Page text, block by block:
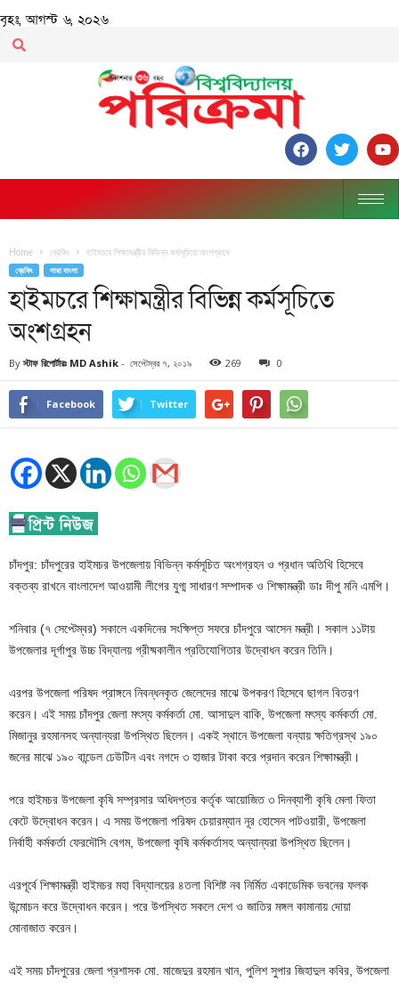
বৃহঃ, আগস্ট ৬, ২০২৬
Home ব্রেকিং হাইমচরে শিক্ষামন্ত্রীর বিভিন্ন কর্মসূচিতে অংশগ্রহন
ব্রেকিং সারা বাংলা
হাইমচরে শিক্ষামন্ত্রীর বিভিন্ন কর্মসূচিতে
অংশগ্রহন
By স্টাফ রিপোর্টারঃ MD Ashik - সেপ্টেম্বর ৭, ২০১৯ 269 0
Facebook Twitter
চাঁদপুর: চাঁদপুরের হাইমচর উপজেলায় বিভিন্ন কর্মসূচিত অংশগ্রহন ও প্রধান অতিথি হিসেবে
বক্তব্য রাখনে বাংলাদেশ আওয়ামী লীগের যুগ্ম সাধারণ সম্পাদক ও শিক্ষামন্ত্রী ডাঃ দীপু মনি এমপি।
শনিবার (৭ সেপ্টেম্বর) সকালে একদিনের সংক্ষিপ্ত সফরে চাঁদপুরে আসেন মন্ত্রী। সকাল ১১টায়
উপজেলার দূর্গাপুর উচ্চ বিদ্যালয় গ্রীষ্মকালীন প্রতিযোগিতার উদ্বোধন করেন তিনি।
এরপর উপজেলা পরিষদ প্রাঙ্গনে নিবন্ধনকৃত জেলেদের মাঝে উপকরণ হিসেবে ছাগল বিতরণ
করেন। এই সময় চাঁদপুর জেলা মৎস্য কর্মকর্তা মো. আসাদুল বাকি, উপজেলা মৎস্য কর্মকর্তা মো.
মিজানুর রহমানসহ অন্যান্যরা উপস্থিত ছিলেন। একই স্থানে উপজেলা বন্যায় ক্ষতিগ্রস্থ ১৯০
জনের মাঝে ১৯০ বান্ডেল ঢেউটিন এবং নগদে ৩ হাজার টাকা করে প্রদান করেন শিক্ষামন্ত্রী।
পরে হাইমচর উপজেলা কৃষি সম্প্রসার অধিদপ্তর কর্তৃক আয়োজিত ৩ দিনব্যাপী কৃষি মেলা ফিতা
কেটে উদ্বোধন করেন। এ সময় উপজেলা পরিষদ চেয়ারম্যান নূর হোসেন পাটওয়ারী, উপজেলা
নির্বাহী কর্মকর্তা ফেরদৌসি বেগম, উপজেলা কৃষি কর্মকর্তাসহ অন্যান্যরা উপস্থিত ছিলেন।
এরপূর্বে শিক্ষামন্ত্রী হাইমচর মহা বিদ্যালয়ের ৪তলা বিশিষ্ট নব নির্মিত একাডেমিক ভবনের ফলক
উন্মোচন করে উদ্বোধন করেন। পরে উপস্থিত সকলে দেশ ও জাতির মঙ্গল কামানায় দোয়া
মোনাজাত করেন।
এই সময় চাঁদপুরের জেলা প্রশাসক মো. মাজেদুর রহমান খান, পুলিশ সুপার জিহাদুল কবির, উপজেলা